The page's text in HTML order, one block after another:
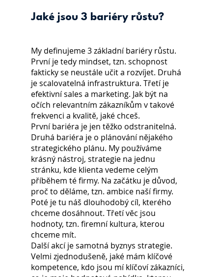
Jaké jsou 3 bariéry růstu?
My definujeme 3 základní bariéry růstu.
První je tedy mindset, tzn. schopnost
fakticky se neustále učit a rozvíjet. Druhá
je scalovatelná infrastruktura. Třetí je
efektivní sales a marketing. Jak být na
očích relevantním zákazníkům v takové
frekvenci a kvalitě, jaké chceš.
První bariéra je jen těžko odstranitelná.
Druhá bariéra je o plánování nějakého
strategického plánu. My používáme
krásný nástroj, strategie na jednu
stránku, kde klienta vedeme celým
příběhem té firmy. Na začátku je důvod,
proč to děláme, tzn. ambice naší firmy.
Poté je tu náš dlouhodobý cíl, kterého
chceme dosáhnout. Třetí věc jsou
hodnoty, tzn. firemní kultura, kterou
chceme mít.
Další akcí je samotná byznys strategie.
Velmi zjednodušeně, jaké mám klíčové
kompetence, kdo jsou mí klíčoví zákazníci,